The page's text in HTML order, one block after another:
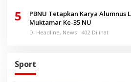
5
PBNU Tetapkan Karya Alumnus
Muktamar Ke-35 NU
Di Headline, News 402 Dilihat
Sport